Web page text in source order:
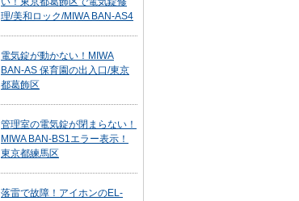
理/美和ロック/MIWA BAN-AS4
電気錠が動かない！MIWA
BAN-AS 保育園の出入口/東京
都葛飾区
管理室の電気錠が閉まらない！
MIWA BAN-BS1エラー表示！
東京都練馬区
落雷で故障！アイホンのEL-